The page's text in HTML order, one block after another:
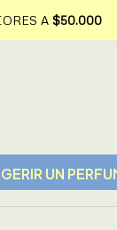
UN
A $50.000
Cantidad